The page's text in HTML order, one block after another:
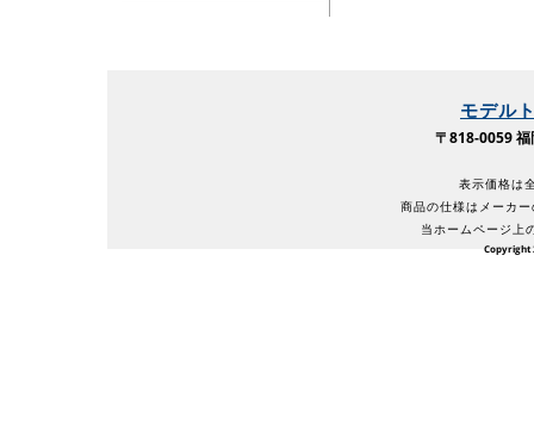
モデル
〒818-0059
表示価格は
商品の仕様はメーカ
当ホームページ上
Copyright